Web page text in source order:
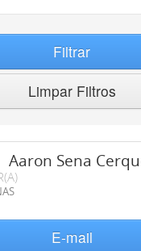
Filtrar
Limpar Filtros
Aaron Sena
E-mail